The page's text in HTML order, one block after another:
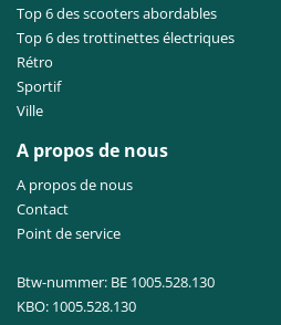
Top 6 des scooters abordables
Top 6 des trottinettes électriques
Rétro
Sportif
Ville
A propos de nous
A propos de nous
Contact
Point de service
Btw-nummer: BE 1005.528.130
KBO: 1005.528.130